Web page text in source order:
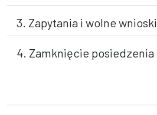
3. Zapytania i wolne wnioski
4. Zamknięcie posiedzenia